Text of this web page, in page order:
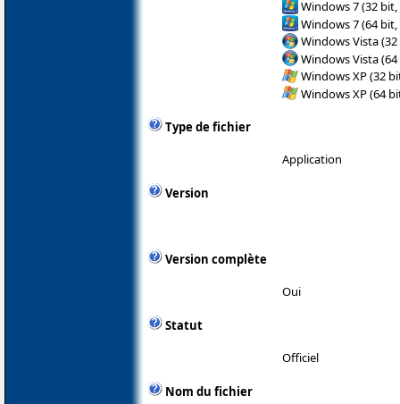
Windows 7 (32 bit,
Windows 7 (64 bit,
Windows Vista
Windows Vista
Windows XP (32
Windows XP (64
Type de fichier
Application
Version
Version complète
Oui
Statut
Officiel
Nom du fichier